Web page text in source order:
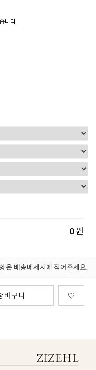
니다
0원
은 배송메세지에 적어주세요.
바구니 ♡